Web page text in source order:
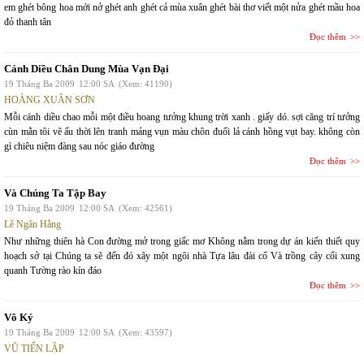
em ghét bông hoa mới nở ghét anh ghét cả mùa xuân ghét bài thơ viết một nửa ghét mầu hoa
đỏ thanh tân
Đọc thêm
Cánh Diều Chân Dung Mùa Vạn Đại
19 Tháng Ba 2009 12:00 SA (Xem: 41190)
HOÀNG XUÂN SƠN
Mỗi cánh diều chao mỗi một điều hoang tưởng khung trời xanh . giấy dó. sợi căng trí tưởng
cùn mằn tôi vẽ ấu thời lên tranh mảng vụn màu chôn đuối lả cánh hồng vụt bay. không còn
gì chiêu niệm đàng sau nóc giáo đường
Đọc thêm
Và Chúng Ta Tập Bay
19 Tháng Ba 2009 12:00 SA (Xem: 42561)
Lê Ngân Hằng
Như những thiên hà Con đường mở trong giấc mơ Không nằm trong dự án kiến thiết quy
hoạch sở tại Chúng ta sẽ đến đó xây một ngôi nhà Tựa lâu đài cổ Và trồng cây cối xung
quanh Tường rào kín đáo
Đọc thêm
Vô Ký
19 Tháng Ba 2009 12:00 SA (Xem: 43597)
VŨ TIẾN LẬP